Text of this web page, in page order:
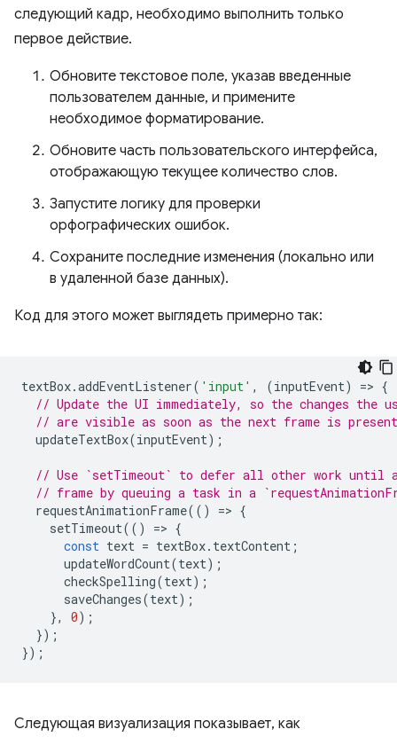
следующий кадр, необходимо выполнить только
первое действие.
Обновите текстовое поле, указав введенные
пользователем данные, и примените
необходимое форматирование.
Обновите часть пользовательского интерфейса,
отображающую текущее количество слов.
Запустите логику для проверки
орфографических ошибок.
Сохраните последние изменения (локально или
в удаленной базе данных).
Код для этого может выглядеть примерно так:
textBox.addEventListener( 'input' , (inputEvent) => {
// Update the UI immediately, so the changes the
// are visible as soon as the next frame is
updateTextBox(inputEvent);
// Use `setTimeout` to defer all other work until
// frame by queuing a task in a
requestAnimationFrame(() => {
setTimeout(() => {
const text = textBox. textContent ;
updateWordCount(text);
checkSpelling(text);
saveChanges(text);
},
0);
});
});
Следующая визуализация показывает, как